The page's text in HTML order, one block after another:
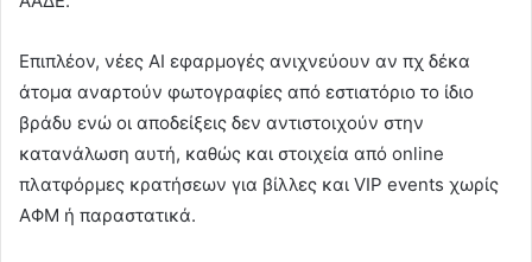
Επιπλέον, νέες ΑI εφαρμογές ανιχνεύουν αν πχ δέκα
άτομα αναρτούν φωτογραφίες από εστιατόριο το ίδιο
βράδυ ενώ οι αποδείξεις δεν αντιστοιχούν στην
κατανάλωση αυτή, καθώς και στοιχεία από online
πλατφόρμες κρατήσεων για βίλλες και VIP events χωρίς
ΑΦΜ ή παραστατικά.